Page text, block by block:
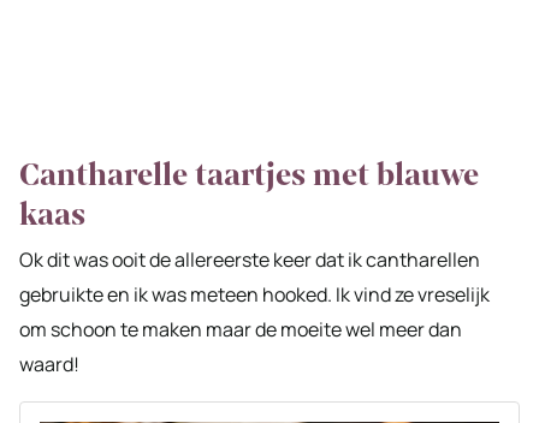
Cantharelle taartjes met blauwe
kaas
Ok dit was ooit de allereerste keer dat ik cantharellen
gebruikte en ik was meteen hooked. Ik vind ze vreselijk
om schoon te maken maar de moeite wel meer dan
waard!